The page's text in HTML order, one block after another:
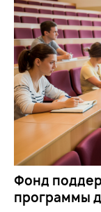
Фонд
программы